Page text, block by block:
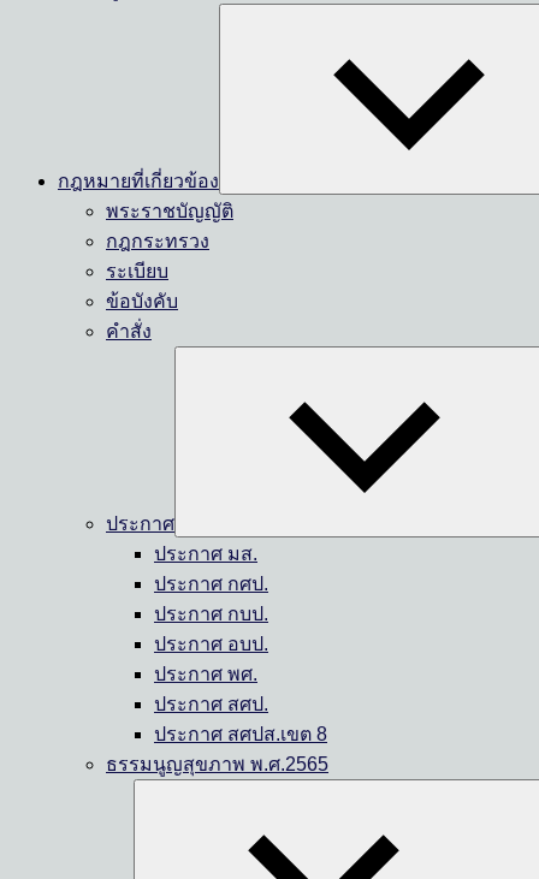
กฎหมายที่เกี่ยวข้อง
พระราชบัญญัติ
กฎกระทรวง
ระเบียบ
ข้อบังคับ
คำสั่ง
ประกาศ
ประกาศ มส.
ประกาศ กศป.
ประกาศ กบป.
ประกาศ อบป.
ประกาศ พศ.
ประกาศ สศป.
ประกาศ สศปส.เขต 8
ธรรมนูญสุขภาพ พ.ศ.2565